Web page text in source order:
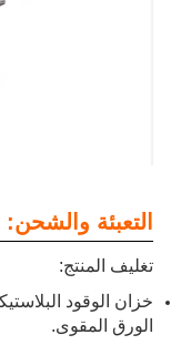
التعبئة والشحن:
تغليف المنتج:
خزان الوقود
الورق المقوى.